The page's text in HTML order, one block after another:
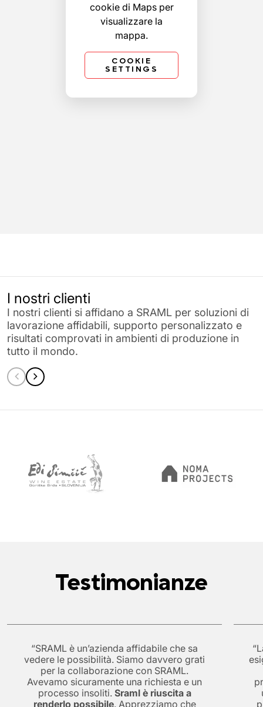
cookie di Maps per
visualizzare la
mappa.
COOKIE
SETTINGS
I nostri clienti
I nostri clienti si affidano a SRAML per soluzioni di
lavorazione affidabili, supporto personalizzato e
risultati comprovati in ambienti di produzione in
tutto il mondo.
Testimonianze
“SRAML è un’azienda affidabile che sa
vedere le possibilità. Siamo davvero grati
per la collaborazione con SRAML.
Avevamo sicuramente una richiesta e un
processo insoliti. Sraml è riuscita a
renderlo possibile. Apprezziamo che